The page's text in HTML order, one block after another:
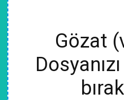
Gözat